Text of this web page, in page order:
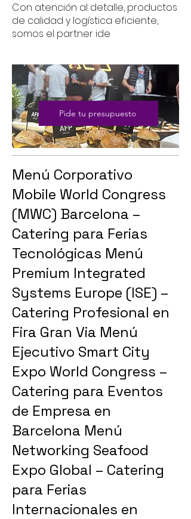
Con atención al detalle, productos
de calidad y logística eficiente,
somos el partner ide
Menú Corporativo
Mobile World Congress
(MWC) Barcelona –
Catering para Ferias
Tecnológicas Menú
Premium Integrated
Systems Europe (ISE) –
Catering Profesional en
Fira Gran Via Menú
Ejecutivo Smart City
Expo World Congress –
Catering para Eventos
de Empresa en
Barcelona Menú
Networking Seafood
Expo Global – Catering
para Ferias
Internacionales en
Pide tu presupuesto